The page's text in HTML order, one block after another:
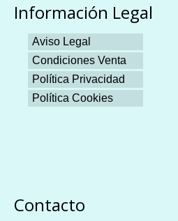
Información Legal
Aviso Legal
Condiciones Venta
Política Privacidad
Política Cookies
Contacto